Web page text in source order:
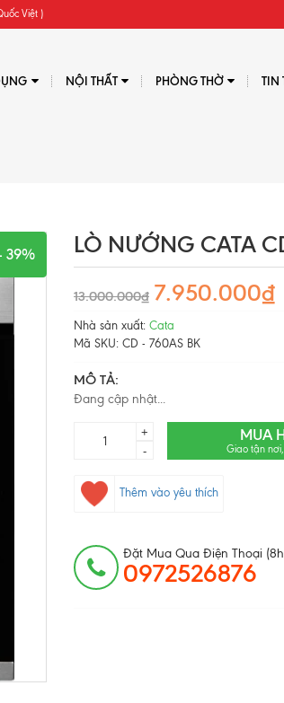
Việt )
NỘI THẤT PHÒNG THỜ TIN
39% LÒ NƯỚNG CATA
13.000.000₫ 7.950.000₫
Nhà sản xuất: Cata
Mã SKU: CD - 760AS BK
MÔ TẢ:
Đang cập nhật...
+
-
MUA
Giao tận
Thêm vào yêu thích
Đặt Mua Qua Điện Thoại
0972526876